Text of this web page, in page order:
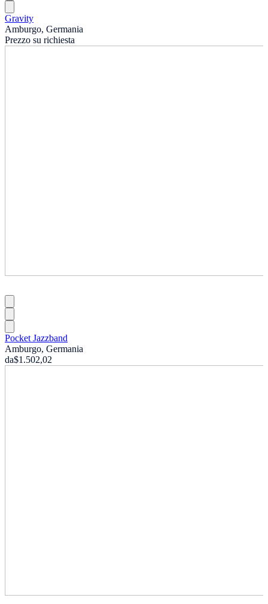
Gravity
Amburgo, Germania
Prezzo su richiesta
Pocket Jazzband
Amburgo, Germania
da$1.502,02